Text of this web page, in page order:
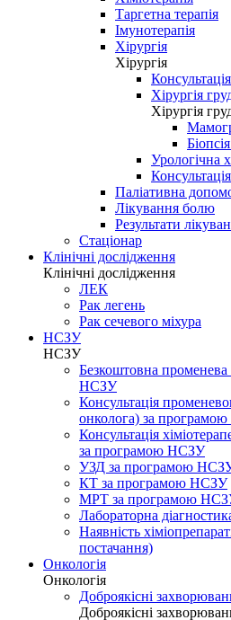
Таргетна терапія
Імунотерапія
Хірургія
Хірургія
Хірургія
Хірургія
Урологічна
Паліативна
Лікування болю
Результати
Стаціонар
Клінічні дослідження
Клінічні дослідження
ЛЕК
Рак легень
Рак сечевого міхура
НСЗУ
НСЗУ
Безкоштовна променева
НСЗУ
Консультація
онколога) за
Консультація
за програмою НСЗУ
УЗД за програмою
КТ за програмою НСЗУ
МРТ за програмою
Лабораторна
Наявність
постачання)
Онкологія
Онкологія
Доброякісні
Доброякісні